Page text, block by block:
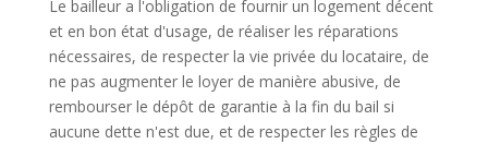
Le bailleur a l'obligation de fournir un logement décent
et en bon état d'usage, de réaliser les réparations
nécessaires, de respecter la vie privée du locataire, de
ne pas augmenter le loyer de manière abusive, de
rembourser le dépôt de garantie à la fin du bail si
aucune dette n'est due, et de respecter les règles de